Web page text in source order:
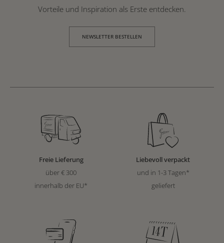
Vorteile und Inspiration als Erste entdecken.
NEWSLETTER BESTELLEN
Freie Lieferung
über € 300
innerhalb der EU*
Liebevoll verpackt
und in 1-3 Tagen*
geliefert